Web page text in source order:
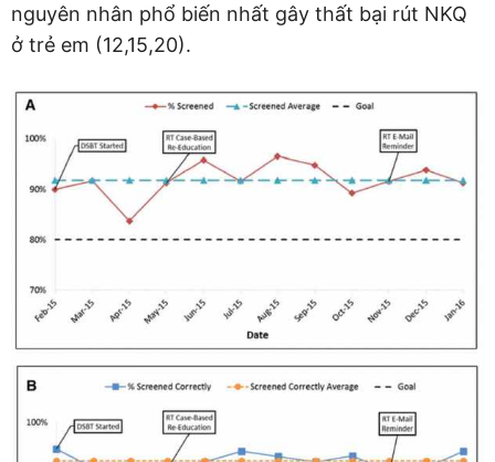
nguyên nhân phổ biến nhất gây thất bại rút NKQ
ở trẻ em (12,15,20).